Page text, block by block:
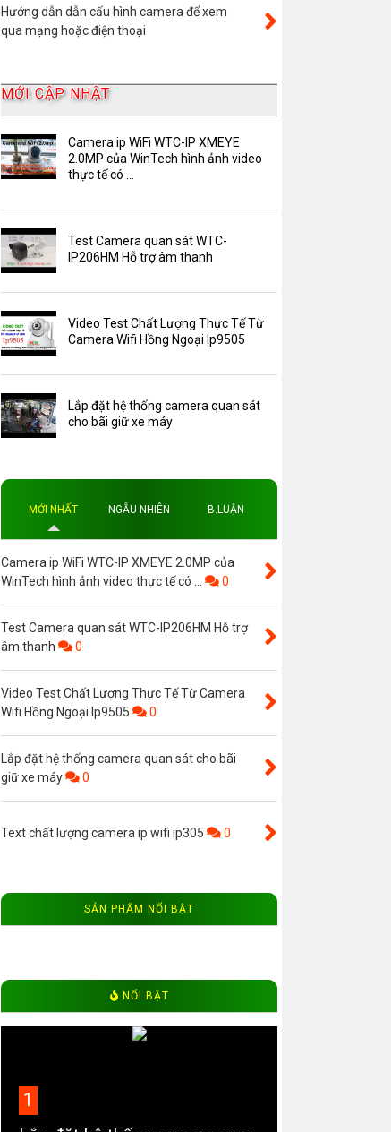
YooSee
Bảng Báo Giá AKwell
Bộ Camera Quan sát
Camera Zoom
Pin Sạc dự phòng AKwell
Thông báo
Thẻ nhớ 32GB
Thẻ nhớ 64GB
Thủ thuật
Độ phân giải 4MP
Hướng dẫn dẫn cấu hình camera để xem
qua mạng hoặc điện thoại
MỚI CẬP NHẬT
Camera ip WiFi WTC-IP XMEYE
2.0MP của WinTech hình ảnh video
thực tế có ...
Test Camera quan sát WTC-
IP206HM Hỗ trợ âm thanh
Video Test Chất Lượng Thực Tế Từ
Camera Wifi Hồng Ngoại Ip9505
Lắp đặt hệ thống camera quan sát
cho bãi giữ xe máy
MỚI NHẤT NGẪU NHIÊN B.LUẬN
Camera ip WiFi WTC-IP XMEYE 2.0MP của
WinTech hình ảnh video thực tế có ...
0
Test Camera quan sát WTC-IP206HM Hỗ trợ
âm thanh
0
Video Test Chất Lượng Thực Tế Từ Camera
Wifi Hồng Ngoại Ip9505
0
Lắp đặt hệ thống camera quan sát cho bãi
giữ xe máy
0
Text chất lượng camera ip wifi ip305 0
SẢN PHẨM NỔI BẬT
NỔI BẬT
1